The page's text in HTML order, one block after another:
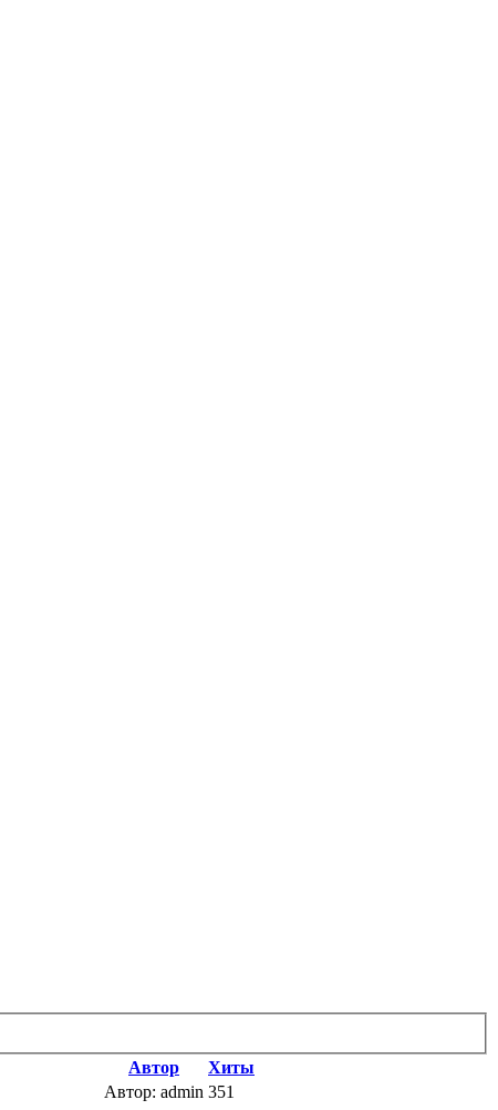
Автор
Хиты
Автор: admin 351